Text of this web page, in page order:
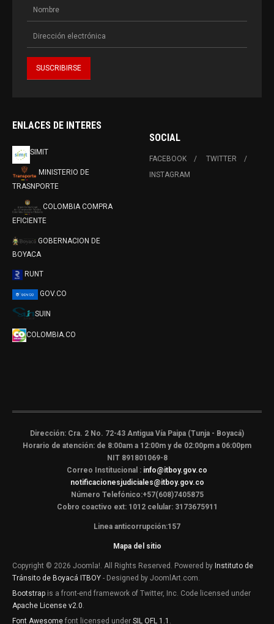
ENLACES DE INTERES
SIMIT
MINISTERIO DE
TRASNPORTE
COLOMBIA COMPRA
EFICIENTE
GOBERNACION DE
BOYACA
RUNT
GOV.CO
SUIN
COLOMBIA.CO
SOCIAL
FACEBOOK
TWITTER
INSTAGRAM
Dirección: Cra. 2 No. 72-43 Antigua Vía Paipa (Tunja - Boyacá)
Horario de atención: de 8:00am a 12:00m y de 02:00pm a 06:00pm
NIT 891801069-8
Correo Institucional : info@itboy.gov.co
notificacionesjudiciales@itboy.gov.co
Número Telefónico:+57(608)7405875
Cobro coactivo ext: 1012 celular: 3173675911
Linea anticorrupción:157
Mapa del sitio
Copyright © 2026 Joomla!. All Rights Reserved. Powered by Instituto de
Tránsito de Boyacá ITBOY - Designed by JoomlArt.com.
Bootstrap is a front-end framework of Twitter, Inc. Code licensed under
Apache License v2.0.
Font Awesome font licensed under SIL OFL 1.1 .